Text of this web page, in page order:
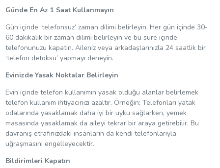
Günde En Az 1 Saat Kullanmayın
Gün içinde ‘telefonsuz’ zaman dilimi belirleyin. Her gün içinde 30-
60 dakikalık bir zaman dilimi belirleyin ve bu süre içinde
telefonunuzu kapatın. Aileniz veya arkadaşlarınızla 24 saatlik bir
‘telefon detoksu’ yapmayı deneyin.
Evinizde Yasak Noktalar Belirleyin
Evin içinde telefon kullanımın yasak olduğu alanlar belirlemek
telefon kullanım ihtiyacınızı azaltır. Örneğin; Telefonları yatak
odalarında yasaklamak daha iyi bir uyku sağlarken, yemek
masasında yasaklamak da aileyi tekrar bir araya getirebilir. Bu
davranış etrafınızdaki insanların da kendi telefonlarıyla
uğraşmasını engelleyecektir.
Bildirimleri Kapatın